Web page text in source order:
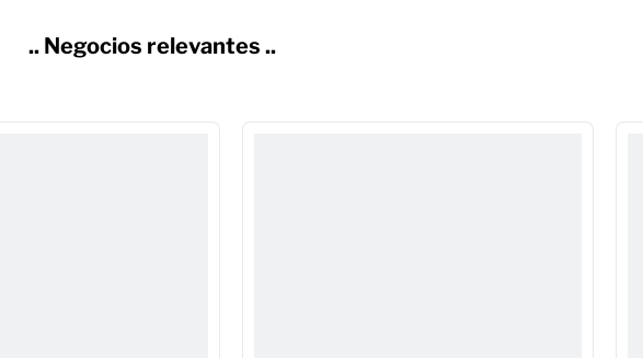
.. Negocios relevantes ..